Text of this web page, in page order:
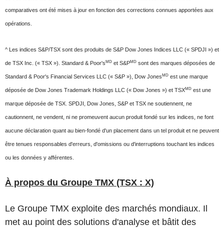
comparatives ont été mises à jour en fonction des corrections connues apportées aux
opérations.
^ Les indices S&P/TSX sont des produits de S&P Dow Jones Indices LLC (« SPDJI ») et
de TSX Inc. (« TSX »). Standard & Poor's MD et S&PMD sont des marques déposées de
Standard & Poor's Financial Services LLC (« S&P »), Dow Jones MD est une marque
déposée de Dow Jones Trademark Holdings LLC (« Dow Jones ») et TSXMD est une
marque déposée de TSX. SPDJI, Dow Jones, S&P et TSX ne soutiennent, ne
cautionnent, ne vendent, ni ne promeuvent aucun produit fondé sur les indices, ne font
aucune déclaration quant au bien-fondé d'un placement dans un tel produit et ne peuvent
être tenues responsables d'erreurs, d'omissions ou d'interruptions touchant les indices
ou les données y afférentes.
À propos du Groupe TMX (TSX : X)
Le Groupe TMX exploite des marchés mondiaux. Il
met au point des solutions d'analyse et bâtit des